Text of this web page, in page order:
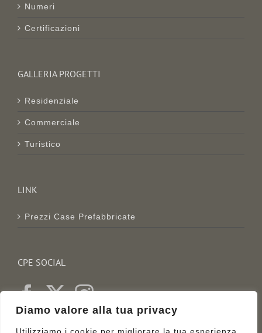
Diamo valore alla tua privacy
Numeri
Certificazioni
GALLERIA PROGETTI
Residenziale
Commerciale
Turistico
LINK
Prezzi Case Prefabbricate
CPE SOCIAL